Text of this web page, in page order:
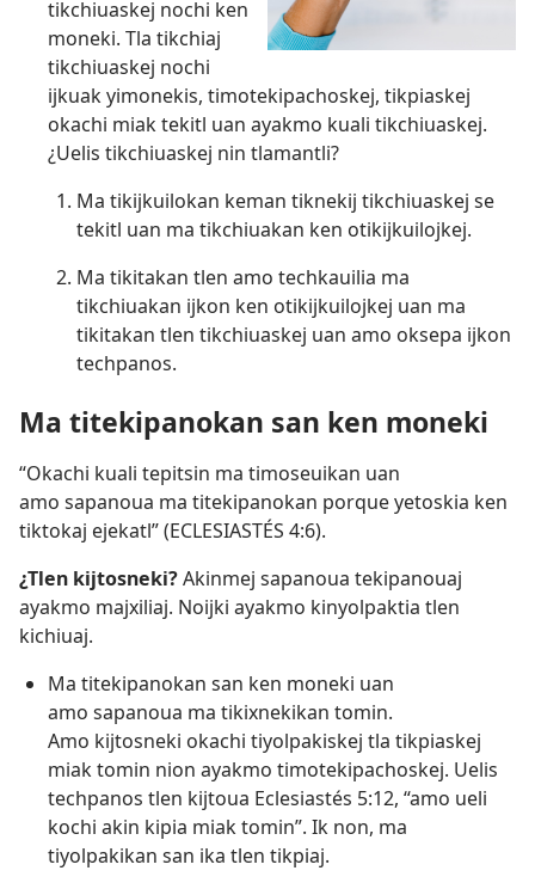
tikchiuaskej nochi ken
moneki. Tla tikchiaj
tikchiuaskej nochi
ijkuak yimonekis, timotekipachoskej, tikpiaskej
okachi miak tekitl uan ayakmo kuali tikchiuaskej.
¿Uelis tikchiuaskej nin tlamantli?
Ma tikijkuilokan keman tiknekij tikchiuaskej se
tekitl uan ma tikchiuakan ken otikijkuilojkej.
Ma tikitakan tlen amo techkauilia ma
tikchiuakan ijkon ken otikijkuilojkej uan ma
tikitakan tlen tikchiuaskej uan amo oksepa ijkon
techpanos.
Ma titekipanokan san ken moneki
“Okachi kuali tepitsin ma timoseuikan uan
amo sapanoua ma titekipanokan porque yetoskia ken
tiktokaj ejekatl” (ECLESIASTÉS 4:6).
¿Tlen kijtosneki?Akinmej sapanoua tekipanouaj
ayakmo majxiliaj. Noijki ayakmo kinyolpaktia tlen
kichiuaj.
Ma titekipanokan san ken moneki uan
amo sapanoua ma tikixnekikan tomin.
Amo kijtosneki okachi tiyolpakiskej tla tikpiaskej
miak tomin nion ayakmo timotekipachoskej. Uelis
techpanos tlen kijtoua Eclesiastés 5:12, “amo ueli
kochi akin kipia miak tomin”. Ik non, ma
tiyolpakikan san ika tlen tikpiaj.